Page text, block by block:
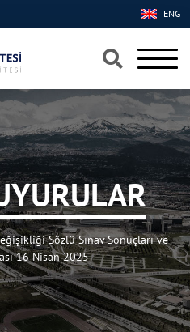
×
×
ENG
Sözlü Sınav Sonuçları ve
16 Nisan 2025